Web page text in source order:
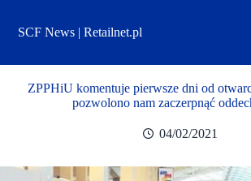
treściSCF News | Retailnet.pl
ZPPHiU komentuje pierwsze dni od
pozwolono nam zaczerpnąć
04/02/2021